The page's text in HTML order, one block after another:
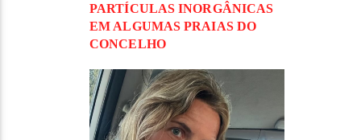
PARTÍCULAS INORGÂNICAS
EM ALGUMAS PRAIAS DO
CONCELHO